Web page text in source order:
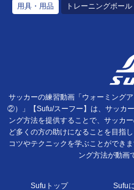
用具・用品 トレーニングボール
サッカーの練習動画「ウォーミング
②）」【Sufu/スーフー】は、サッカ
ング方法を提供することで、サッカ
ど多くの方の助けになることを目指
コツやテクニックを学ぶことができ
ング方法が動画
Sufuトップ Sufu